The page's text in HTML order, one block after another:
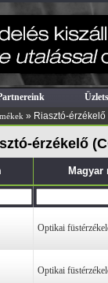
» Riasztó-érzékelő
érzékelő
Magyar
Optikai
Optikai